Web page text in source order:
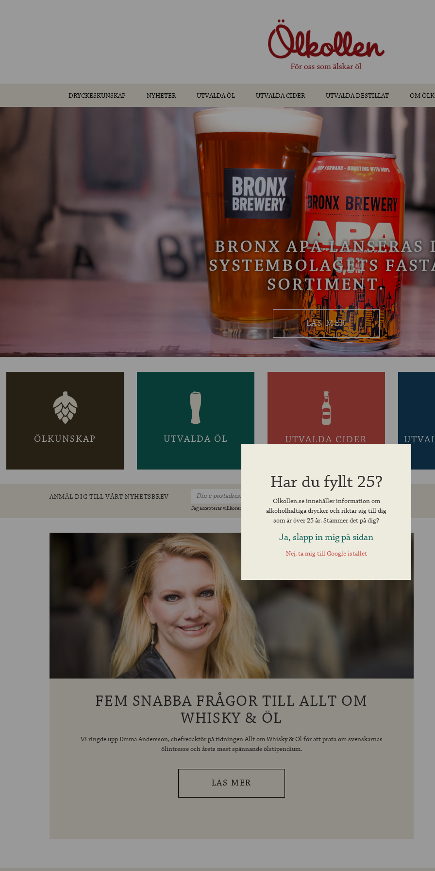
DRYCKESKUNSKAP NYHETER UTVALDA ÖL UTVALDA CIDER UTVALDA DESTILLAT OM
BRONX APA LANSERAS
SYSTEMBOLAGETS
SORTIMENT.
LÄS MER
ÖLKUNSKAP UTVALDA ÖL UTVALDA CIDER
ANMÄL DIG TILL VÅRT NYHETSBREV
Jag accepterar villkoren »
FEM SNABBA FRÅGOR TILL ALLT OM
WHISKY & ÖL
Vi ringde upp Emma Andersson, chefredaktör på tidningen Allt om Whisky & Öl för att prata om svenskarnas
ölintresse och årets mest spännande ölstipendium.
LÄS MER
Har du fyllt 25?
Olkollen.se innehåller information om
alkoholhaltiga drycker och riktar sig till dig
som är över 25 år. Stämmer det på dig?
Ja, släpp in mig på sidan
Nej, ta mig till Google istället